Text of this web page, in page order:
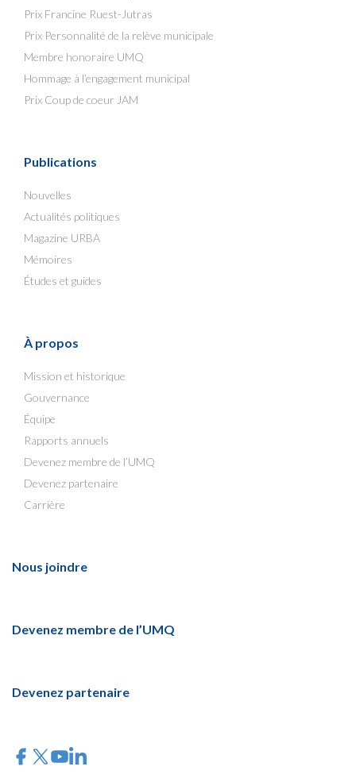
Prix Francine Ruest-Jutras
Prix Personnalité de la relève municipale
Membre honoraire UMQ
Hommage à l’engagement municipal
Prix Coup de coeur JAM
Publications
Nouvelles
Actualités politiques
Magazine URBA
Mémoires
Études et guides
À propos
Mission et historique
Gouvernance
Équipe
Rapports annuels
Devenez membre de l’UMQ
Devenez partenaire
Carrière
Nous joindre
Devenez membre de l’UMQ
Devenez partenaire